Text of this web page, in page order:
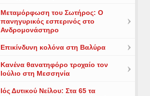
Μεταμόρφωση του Σωτήρος: Ο
πανηγυρικός εσπερινός στο
Ανδρομονάστηρο
Επικίνδυνη κολόνα στη Βαλύρα
Κανένα θανατηφόρο τροχαίο τον
Ιούλιο στη Μεσσηνία
Ιός Δυτικού Νείλου: Στα 65 τα